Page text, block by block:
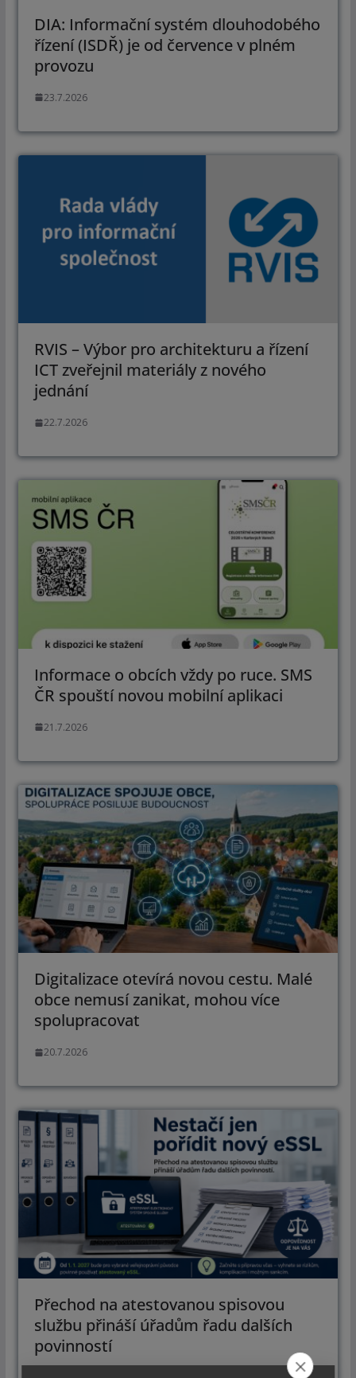
DIA: Informační systém dlouhodobého
řízení (ISDŘ) je od července v plném
provozu
23.7.2026
RVIS – Výbor pro architekturu a řízení
ICT zveřejnil materiály z nového
jednání
22.7.2026
Informace o obcích vždy po ruce. SMS
ČR spouští novou mobilní aplikaci
21.7.2026
Digitalizace otevírá novou cestu. Malé
obce nemusí zanikat, mohou více
spolupracovat
20.7.2026
Přechod na atestovanou spisovou
službu přináší úřadům řadu dalších
povinností